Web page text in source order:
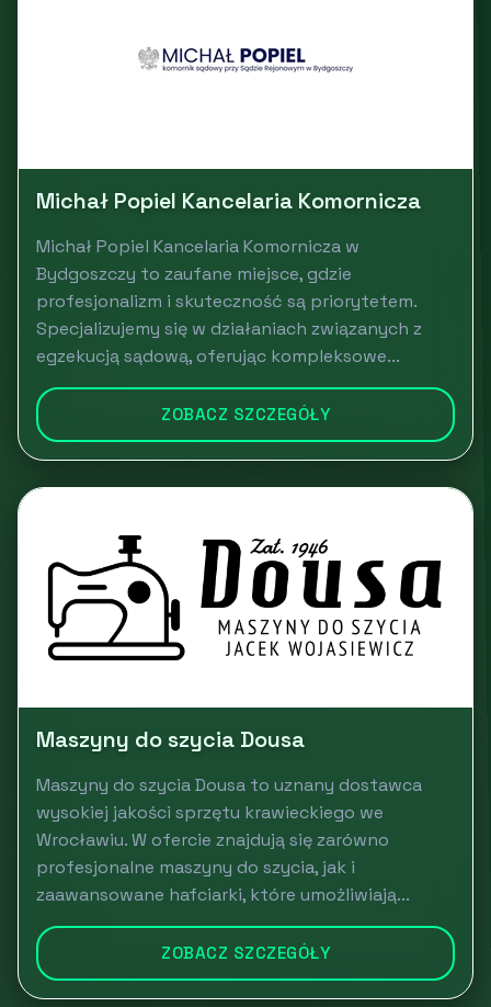
Michał Popiel Kancelaria Komornicza
Michał Popiel Kancelaria Komornicza w
Bydgoszczy to zaufane miejsce, gdzie
profesjonalizm i skuteczność są priorytetem.
Specjalizujemy się w działaniach związanych z
egzekucją sądową, oferując kompleksowe...
ZOBACZ SZCZEGÓŁY
Maszyny do szycia Dousa
Maszyny do szycia Dousa to uznany dostawca
wysokiej jakości sprzętu krawieckiego we
Wrocławiu. W ofercie znajdują się zarówno
profesjonalne maszyny do szycia, jak i
zaawansowane hafciarki, które umożliwiają...
ZOBACZ SZCZEGÓŁY